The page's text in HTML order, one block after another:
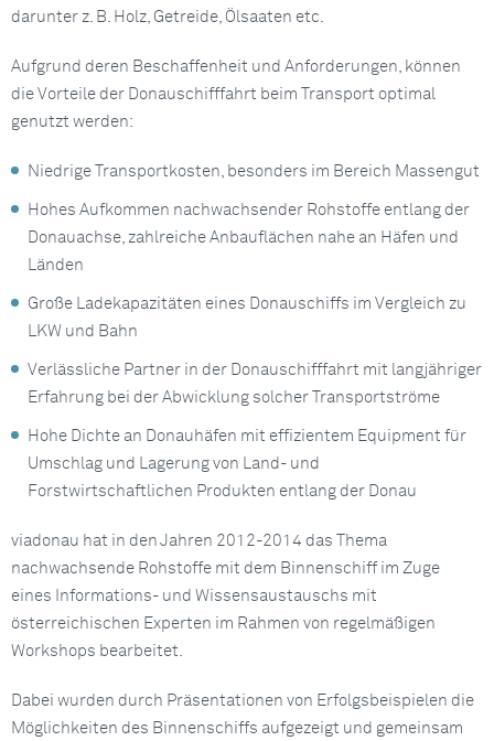
darunter z. B. Holz, Getreide, Ölsaaten etc.
Aufgrund deren Beschaffenheit und Anforderungen, können
die Vorteile der Donauschifffahrt beim Transport optimal
genutzt werden:
Niedrige Transportkosten, besonders im Bereich Massengut
Hohes Aufkommen nachwachsender Rohstoffe entlang der
Donauachse, zahlreiche Anbauflächen nahe an Häfen und
Länden
Große Ladekapazitäten eines Donauschiffs im Vergleich zu
LKW und Bahn
Verlässliche Partner in der Donauschifffahrt mit langjähriger
Erfahrung bei der Abwicklung solcher Transportströme
Hohe Dichte an Donauhäfen mit effizientem Equipment für
Umschlag und Lagerung von Land- und
Forstwirtschaftlichen Produkten entlang der Donau
viadonau hat in den Jahren 2012-2014 das Thema
nachwachsende Rohstoffe mit dem Binnenschiff im Zuge
eines Informations- und Wissensaustauschs mit
österreichischen Experten im Rahmen von regelmäßigen
Workshops bearbeitet.
Dabei wurden durch Präsentationen von Erfolgsbeispielen die
Möglichkeiten des Binnenschiffs aufgezeigt und gemeinsam